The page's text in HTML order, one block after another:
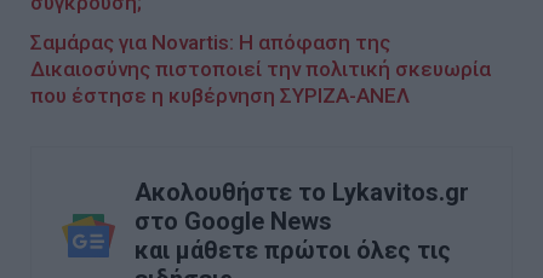
Σαμάρας για Novartis: Η απόφαση της
Δικαιοσύνης πιστοποιεί την πολιτική σκευωρία
που έστησε η κυβέρνηση ΣΥΡΙΖΑ-ΑΝΕΛ
Ακολουθήστε το Lykavitos.gr
στο Google News
και μάθετε πρώτοι όλες τις